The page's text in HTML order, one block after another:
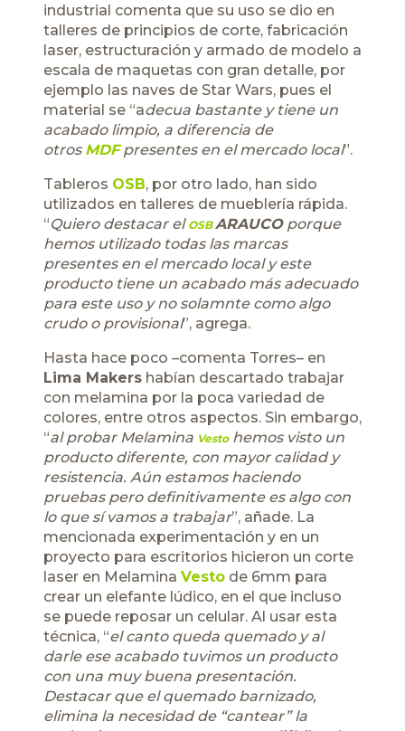
industrial comenta que su uso se dio en
talleres de principios de corte, fabricación
laser, estructuración y armado de modelo a
escala de maquetas con gran detalle, por
ejemplo las naves de Star Wars, pues el
material se “adecua bastante y tiene un
acabado limpio, a diferencia de
otros MDFpresentes en el mercado local”.
Tableros OSB, por otro lado, han sido
utilizados en talleres de mueblería rápida.
“Quiero destacar el OSBARAUCOporque
hemos utilizado todas las marcas
presentes en el mercado local y este
producto tiene un acabado más adecuado
para este uso y no solamnte como algo
crudo o provisional”, agrega.
Hasta hace poco –comenta Torres– en
Lima Makers habían descartado trabajar
con melamina por la poca variedad de
colores, entre otros aspectos. Sin embargo,
“al probar Melamina Vestohemos visto un
producto diferente, con mayor calidad y
resistencia. Aún estamos haciendo
pruebas pero definitivamente es algo con
lo que sí vamos a trabajar”, añade. La
mencionada experimentación y en un
proyecto para escritorios hicieron un corte
laser en Melamina Vesto de 6mm para
crear un elefante lúdico, en el que incluso
se puede reposar un celular. Al usar esta
técnica, “el canto queda quemado y al
darle ese acabado tuvimos un producto
con una muy buena presentación.
Destacar que el quemado barnizado,
elimina la necesidad de “cantear” la